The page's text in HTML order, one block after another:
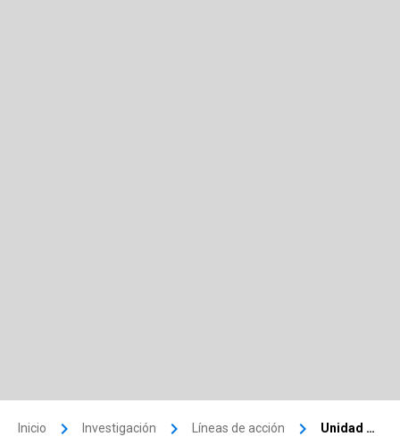
Inicio keyboard_arrow_right Investigación keyboard_arrow_right Líneas de acción keyboard_arrow_right Unidad de políticas públicas y gobernanza